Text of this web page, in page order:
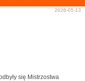
2026-05-13
się Mistrzostwa